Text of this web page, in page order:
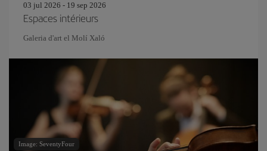
03 jul 2026 - 19 sep 2026
Espaces intérieurs
Galeria d'art el Molí Xaló
Image: SeventyFour